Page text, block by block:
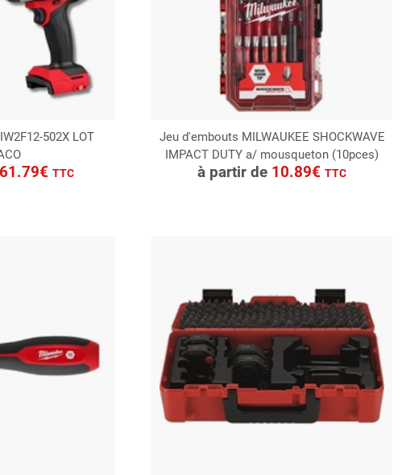
502X LOT
TTC
de devis
Jeu d'embouts MILWAUKEE SHOCKWAVE
IMPACT DUTY a/ mousqueton (10pces)
à partir de 10.89€TTC
CONSULTER
Demande de devis